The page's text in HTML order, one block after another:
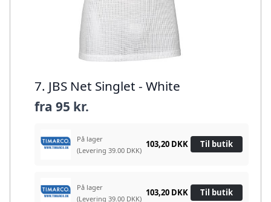
7. JBS Net Singlet - White
fra 95 kr.
På lager
(Levering 39.00 DKK)
103,20 DKK Til butik
På lager
(Levering 39.00 DKK)
103,20 DKK Til butik